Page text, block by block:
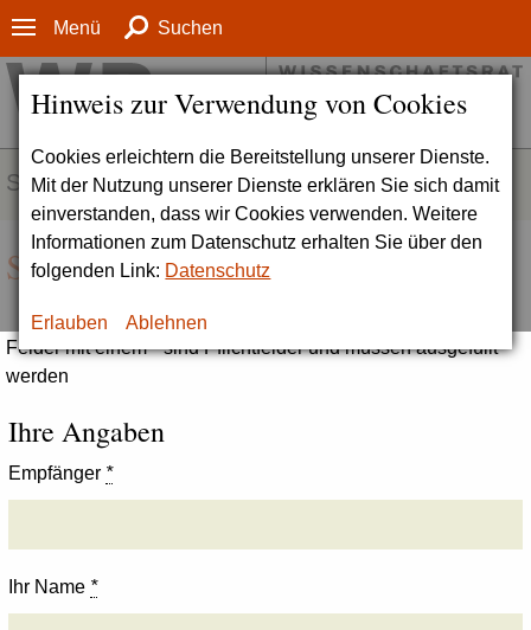
Hinweis zur Verwendung von Cookies
Cookies erleichtern die Bereitstellung unserer Dienste.
Mit der Nutzung unserer Dienste erklären Sie sich damit
einverstanden, dass wir Cookies verwenden. Weitere
Informationen zum Datenschutz erhalten Sie über den
folgenden Link: Datenschutz
Erlauben Ablehnen
Menü Suchen
SERVICE
Seite empfehlen
Felder mit einem * sind Pflichtfelder und müssen ausgefüllt
werden
Ihre Angaben
Empfänger *
Ihr Name *